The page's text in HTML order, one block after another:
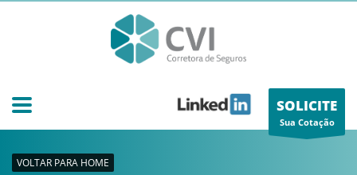
SOLICITE
Sua Cotação
VOLTAR PARA HOME